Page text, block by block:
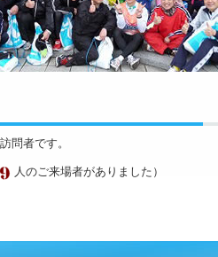
問者です。
人のご来場者がありました）